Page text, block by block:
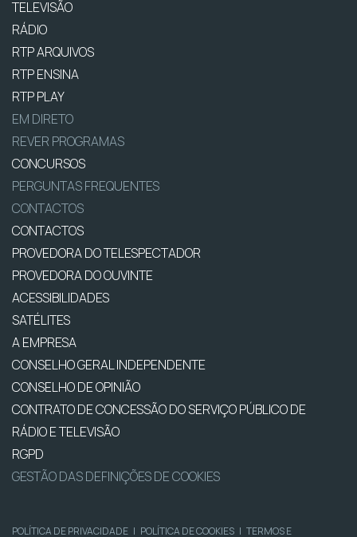
TELEVISÃO
RÁDIO
RTP ARQUIVOS
RTP ENSINA
RTP PLAY
EM DIRETO
REVER PROGRAMAS
CONCURSOS
PERGUNTAS FREQUENTES
CONTACTOS
CONTACTOS
PROVEDORA DO TELESPECTADOR
PROVEDORA DO OUVINTE
ACESSIBILIDADES
SATÉLITES
A EMPRESA
CONSELHO GERAL INDEPENDENTE
CONSELHO DE OPINIÃO
CONTRATO DE CONCESSÃO DO SERVIÇO PÚBLICO DE
RÁDIO E TELEVISÃO
RGPD
GESTÃO DAS DEFINIÇÕES DE COOKIES
POLÍTICA DE PRIVACIDADE | POLÍTICA DE COOKIES | TERMOS E